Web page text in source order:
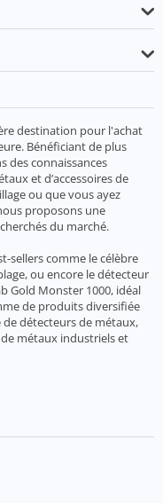
destination pour l'achat
Bénéficiant de plus
des connaissances
et d’accessoires de
ou que vous ayez
proposons une
du marché.
sellers comme le célèbre
ou encore le détecteur
Gold Monster 1000, idéal
de produits diversifiée
détecteurs de métaux,
métaux industriels et